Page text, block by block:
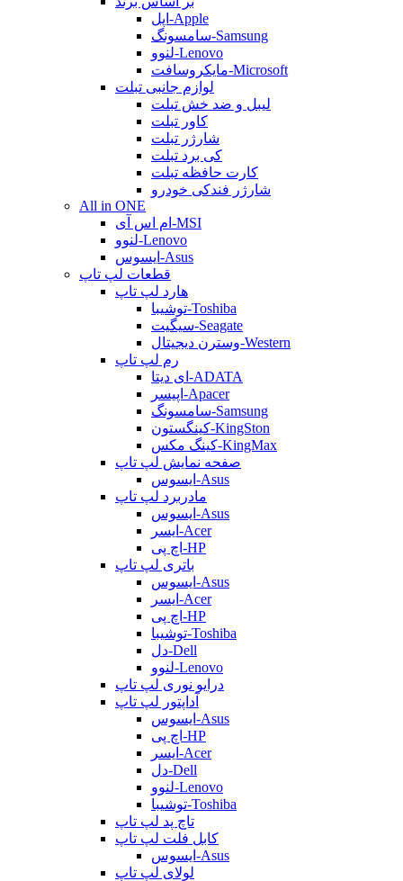
اپل-Apple
سامسونگ-Samsung
لنوو-Lenovo
مایکروسافت-Microsoft
لوازم جانبی تبلت
لیبل و ضد خش تبلت
کاور تبلت
شارژر تبلت
کی برد تبلت
کارت حافظه تبلت
شارژر فندکی خودرو
All in ONE
ام اس آی-MSI
لنوو-Lenovo
ایسوس-Asus
قطعات لپ تاپ
هارد لپ تاپ
توشیبا-Toshiba
سیگیت-Seagate
وسترن دیجیتال-Western
رم لپ تاپ
ای دیتا-ADATA
اپیسر-Apacer
سامسونگ-Samsung
کینگستون-KingSton
کینگ مکس-KingMax
صفحه نمایش لپ تاپ
ایسوس-Asus
مادربرد لپ تاپ
ایسوس-Asus
ایسر-Acer
اچ پی-HP
باتری لپ تاپ
ایسوس-Asus
ایسر-Acer
اچ پی-HP
توشیبا-Toshiba
دل-Dell
لنوو-Lenovo
درایو نوری لپ تاپ
آداپتور لپ تاپ
ایسوس-Asus
اچ پی-HP
ایسر-Acer
دل-Dell
لنوو-Lenovo
توشیبا-Toshiba
تاچ پد لپ تاپ
کابل فلت لپ تاپ
ایسوس-Asus
لولای لپ تاپ